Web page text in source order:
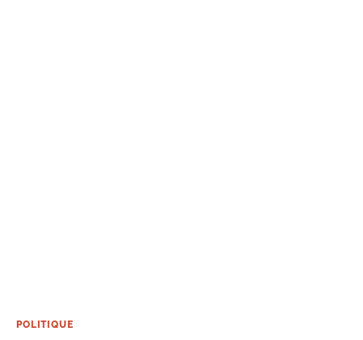
POLITIQUE